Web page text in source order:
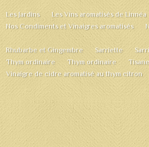
Les Jardins
Les Vins aromatisés de Linnéa
Nos Condiments et Vinaigres aromatisés
Rhubarbe et Gingembre
Sarriette
Thym ordinaire
Thym ordinaire
Vinaigre de cidre aromatisé au thym citron